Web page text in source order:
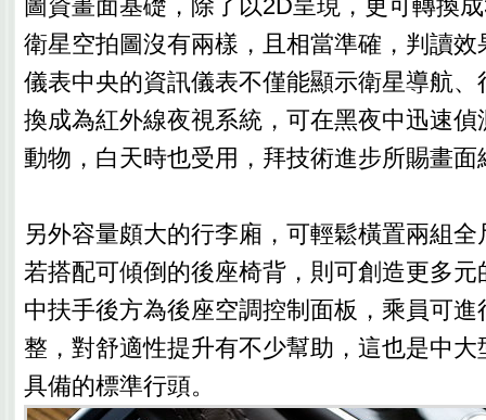
圖資畫面基礎，除了以2D呈現，更可轉換
衛星空拍圖沒有兩樣，且相當準確，判讀
儀表中央的資訊儀表不僅能顯示衛星導航
換成為紅外線夜視系統，可在黑夜中迅速
動物，白天時也受用，拜技術進步所賜畫
另外容量頗大的行李廂，可輕鬆橫置兩組
若搭配可傾倒的後座椅背，則可創造更多
中扶手後方為後座空調控制面板，乘員可
整，對舒適性提升有不少幫助，這也是中
具備的標準行頭。